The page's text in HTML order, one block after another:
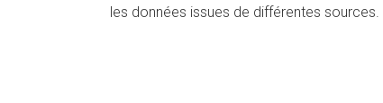
les données issues de différentes sources.